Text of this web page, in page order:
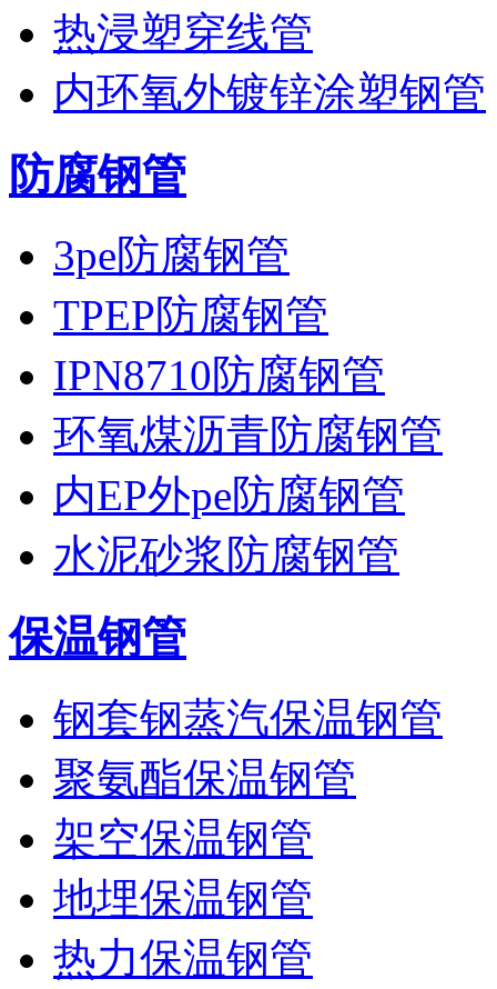
热浸塑穿线管
内环氧外镀锌涂塑钢管
防腐钢管
3pe防腐钢管
TPEP防腐钢管
IPN8710防腐钢管
环氧煤沥青防腐钢管
内EP外pe防腐钢管
水泥砂浆防腐钢管
保温钢管
钢套钢蒸汽保温钢管
聚氨酯保温钢管
架空保温钢管
地埋保温钢管
热力保温钢管